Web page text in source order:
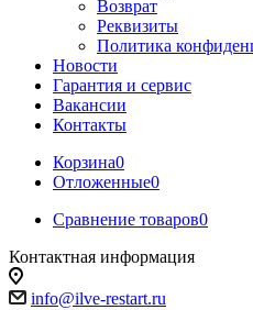
Возврат
Реквизиты
Политика
Новости
Гарантия и сервис
Вакансии
Контакты
Корзина0
Отложенные0
Сравнение товаров0
Контактная информация
info@ilve-restart.ru